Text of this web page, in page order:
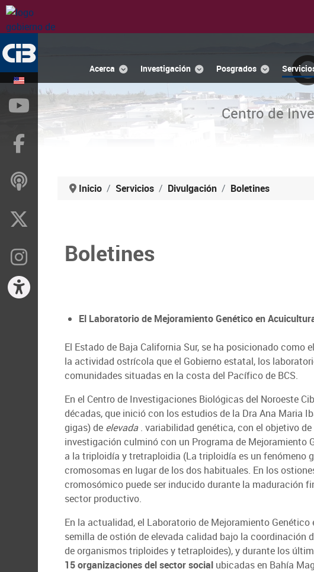
Acerca Investigación Posgrados
Centro de
Inicio Servicios Divulgación Boletines
Boletines
El Laboratorio de Mejoramiento Genético en
El Estado de Baja California Sur, se ha posicionado
la actividad ostrícola que el Gobierno estatal, los
comunidades situadas en la costa del Pacífico de BCS.
En el Centro de Investigaciones Biológicas del Noroeste
décadas, que inició con los estudios de la Dra Ana Maria
gigas) de elevada. variabilidad genética, con el objetivo
investigación culminó con un Programa de Mejoramiento
a la triploidía y tretraploidia (La triploidía es un fenómeno
cromosomas en lugar de los dos habituales. En los
cromosómico puede ser inducido durante la maduración
sector productivo.
En la actualidad, el Laboratorio de Mejoramiento
semilla de ostión de elevada calidad bajo la coordinación
de organismos triploides y tetraploides), y durante los
15 organizaciones del sector social ubicadas en Bahía
YouTube
ivoox
Instragram